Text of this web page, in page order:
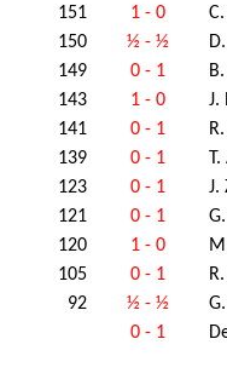
151 1 - 0
150 ½ - ½
149 0 - 1
143 1 - 0
J.
141 0 - 1
139 0 - 1
T.
123 0 - 1
J.
121 0 - 1
120 1 - 0
105 0 - 1
92 ½ - ½
0 - 1